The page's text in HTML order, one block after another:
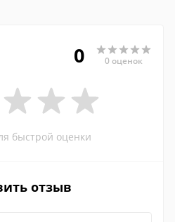
0 0 оценок
быстрой оценки
отзыв